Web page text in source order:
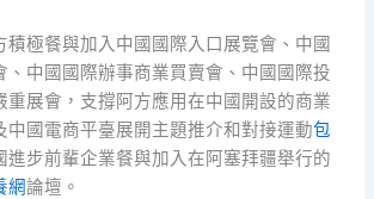
積極餐與加入中國國際入口展覽會、中國
、中國國際辦事商業買賣會、中國國際投
重展會，支撐阿方應用在中國開設的商業
中國電商平臺展開主題推介和對接運動包
進步前輩企業餐與加入在阿塞拜疆舉行的
網論壇。